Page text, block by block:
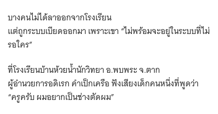
บางคนไม่ได้ลาออกจากโรงเรียน
แต่ถูกระบบเบียดออกมา เพราะเขา “ไม่พร้อมจะอยู่ในระบบที่ไม่
รอใคร”
ที่โรงเรียนบ้านห้วยน้ำนักวิทยา อ.พบพระ จ.ตาก
ผู้อำนวยการอดิเรก คำเป็กเครือ ฟังเสียงเด็กคนหนึ่งที่พูดว่า
“ครูครับ ผมอยากเป็นช่างตัดผม”